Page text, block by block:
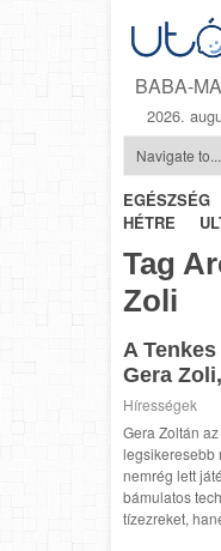
BABA-
2026.
EGÉSZSÉG
HÉTRE
Tag
Zoli
A
Gera
Hírességek
Gera Zoltán
legsikeresebb
nemrég lett
bámulatos
tízezreket,